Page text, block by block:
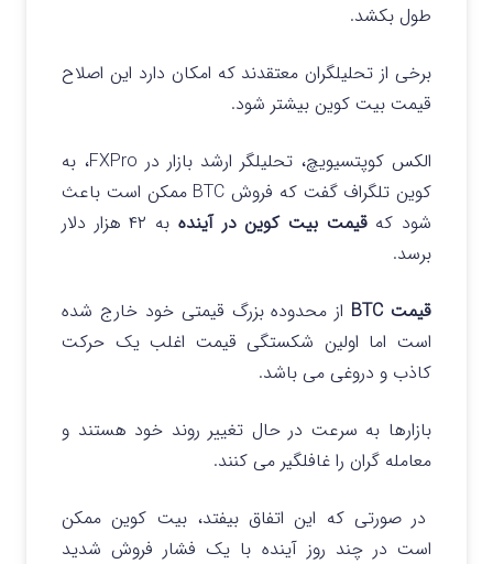
طول بکشد.
برخی از تحلیلگران معتقدند که امکان دارد این اصلاح
قیمت بیت کوین بیشتر شود.
الکس کوپتسیویچ، تحلیلگر ارشد بازار در FXPro، به
کوین تلگراف گفت که فروش BTC ممکن است باعث
شود که قیمت بیت کوین در آینده
به ۴۲ هزار دلار
برسد.
قیمت BTC
از محدوده بزرگ قیمتی خود خارج شده
است اما اولین شکستگی قیمت اغلب یک حرکت
کاذب و دروغی می باشد.
بازارها به سرعت در حال تغییر روند خود هستند و
معامله‌ گران را غافلگیر می‌ کنند.
در صورتی که این اتفاق بیفتد، بیت کوین ممکن
است در چند روز آینده با یک فشار فروش شدید